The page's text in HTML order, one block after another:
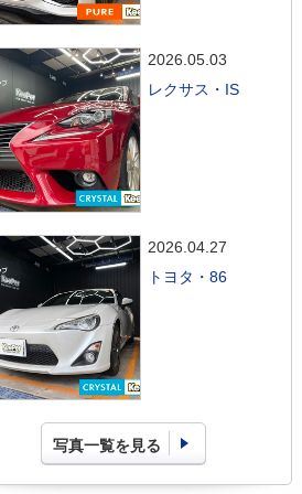
2026.05.03
レクサス・IS
2026.04.27
トヨタ・86
写真一覧を見る